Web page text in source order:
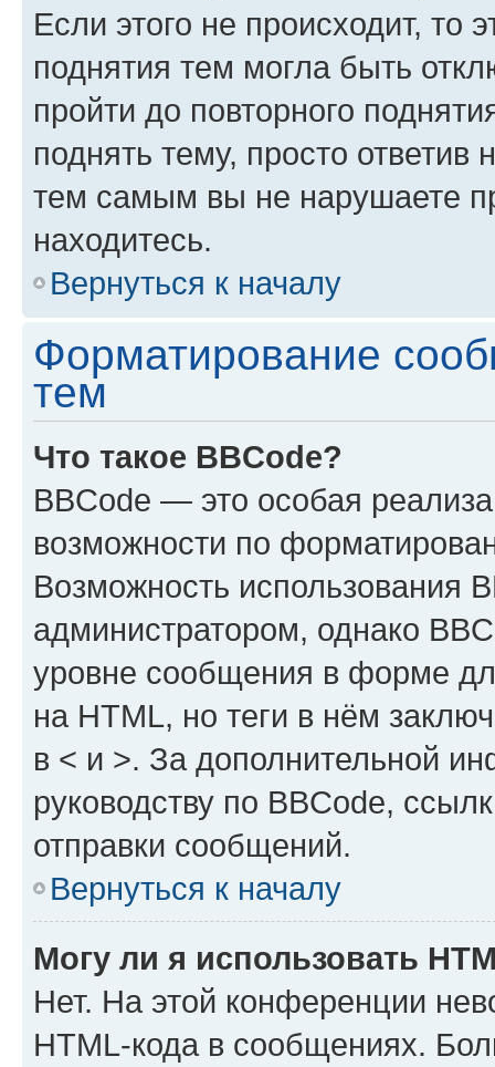
Если этого не происходит, то
поднятия тем могла быть
пройти до повторного
поднять тему, просто ответив
тем самым вы не нарушаете
находитесь.
Вернуться к началу
Форматирование
тем
Что такое BBCode?
BBCode — это особая
возможности по
Возможность использования
администратором, однако
уровне сообщения в форме
на HTML, но теги в нём
в < и >. За дополнительной
руководству по BBCode,
отправки сообщений.
Вернуться к началу
Могу ли я использовать
Нет. На этой конференции
HTML-кода в сообщениях.